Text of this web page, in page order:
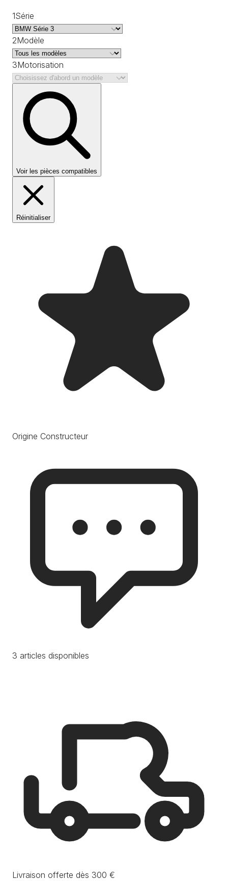
1Série
2Modèle
3Motorisation
Voir les pièces compatibles
Réinitialiser
Origine Constructeur
3 articles disponibles
Livraison offerte dès 300 €